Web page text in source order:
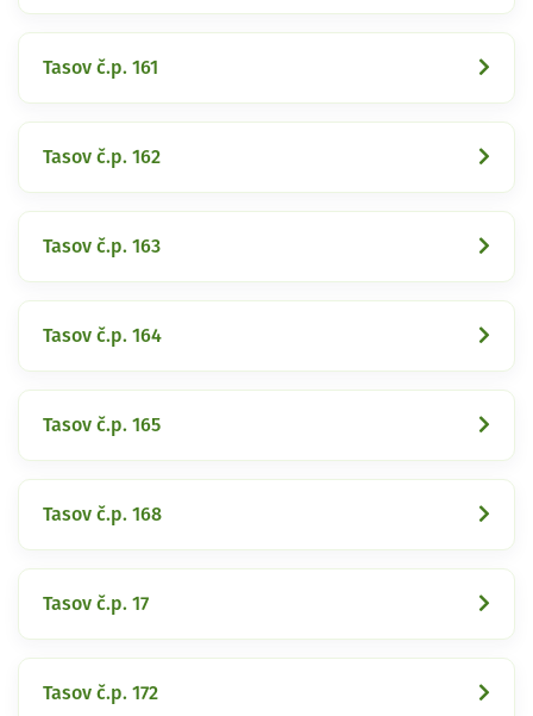
Tasov č.p. 161
Tasov č.p. 162
Tasov č.p. 163
Tasov č.p. 164
Tasov č.p. 165
Tasov č.p. 168
Tasov č.p. 17
Tasov č.p. 172